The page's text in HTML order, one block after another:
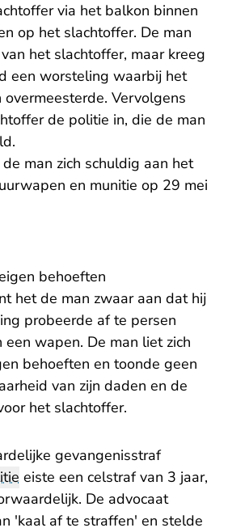
via het balkon binnen
op het slachtoffer. De man
het slachtoffer, maar kreeg
een worsteling waarbij het
Vervolgens
de politie in, die de man
man zich schuldig aan het
en munitie op 29 mei
behoeften
het de man zwaar aan dat hij
probeerde af te persen
wapen. De man liet zich
behoeften en toonde geen
van zijn daden en de
het slachtoffer.
gevangenisstraf
eiste een celstraf van 3 jaar,
De advocaat
'kaal af te straffen' en stelde